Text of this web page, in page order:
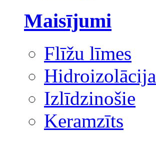
Maisījumi
Flīžu līmes
Hidroizolācija
Izlīdzinošie
Keramzīts